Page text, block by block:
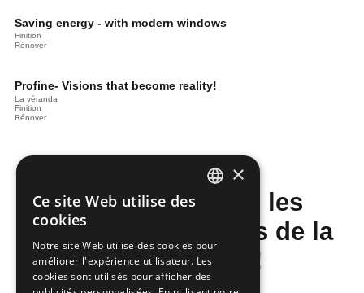
Saving energy - with modern windows
Finition
Rénover
Profine- Visions that become reality!
La véranda
Finition
Rénover
Ne manquez pas les
dernières nouvelles de la
construction!
×
Ce site Web utilise des
cookies
Notre site Web utilise des cookies pour
améliorer l'expérience utilisateur. Les
cookies sont utilisés pour afficher des